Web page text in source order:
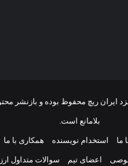
ایران ریچ محفوظ بوده و بازنشر
بلامانع است.
ما استخدام نویسنده همکاری با ما
اعضای تیم سوالات متداول